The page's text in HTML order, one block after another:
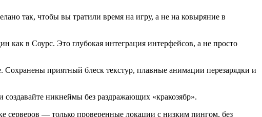
так, чтобы вы тратили время на игру, а не на ковыряние в
как в Соурс. Это глубокая интеграция интерфейсов, а не просто
приятный блеск текстур, плавные анимации перезарядки и
никнеймы без раздражающих «кракозябр».
— только проверенные локации с низким пингом, без